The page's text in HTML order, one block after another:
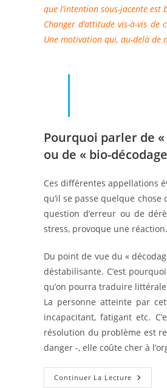
que l’intention sous-jacente est
Changer d’attitude vis-à-vis
Une motivation qui, au-delà de
Pourquoi parler de
ou de « bio-
Ces différentes appellations
qu’il se passe quelque
question d’erreur ou de
stress, provoque une
Du point de vue du «
déstabilisante. C’est
qu’on pourra traduire
La personne atteinte par
incapacitant, fatigant etc.
résolution du problème est
danger -, elle coûte cher à
Continuer La Lecture Mémoire